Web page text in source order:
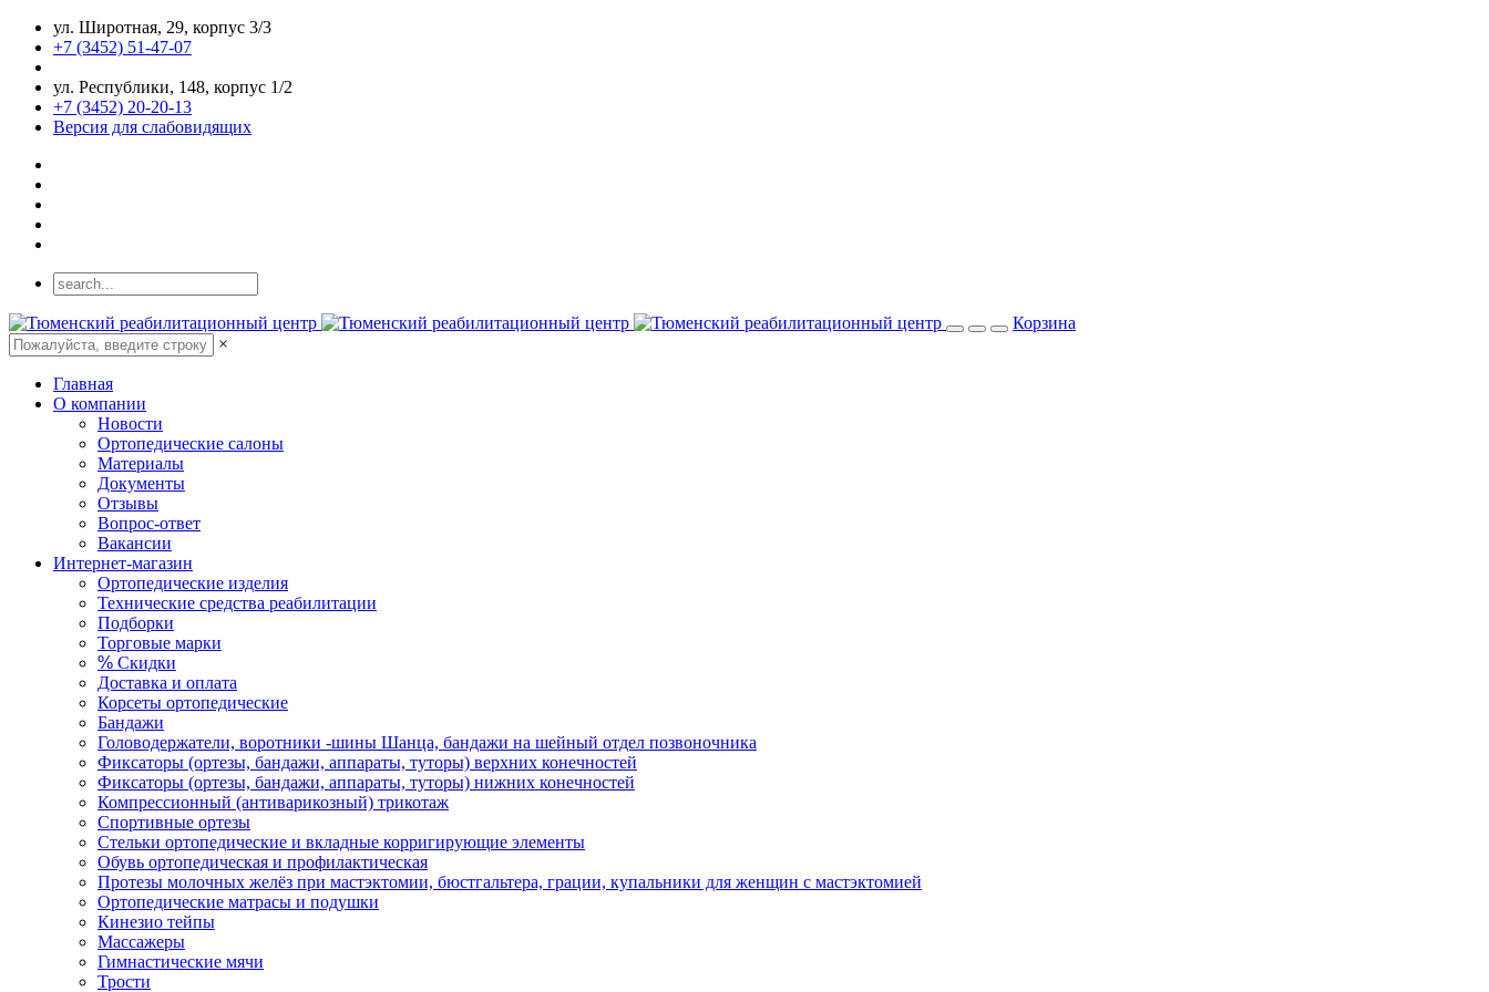
ул. Широтная, 29, корпус 3/3
+7 (3452) 51-47-07
ул. Республики, 148, корпус 1/2
+7 (3452) 20-20-13
Версия для слабовидящих
Корзина
×
Главная
О компании
Новости
Ортопедические салоны
Материалы
Документы
Отзывы
Вопрос-ответ
Вакансии
Интернет-магазин
Ортопедические изделия
Технические средства реабилитации
Подборки
Торговые марки
% Скидки
Доставка и оплата
Корсеты ортопедические
Бандажи
Головодержатели, воротники -шины Шанца, бандажи на шейный отдел позвоночника
Фиксаторы (ортезы, бандажи, аппараты, туторы) верхних конечностей
Фиксаторы (ортезы, бандажи, аппараты, туторы) нижних конечностей
Компрессионный (антиварикозный) трикотаж
Спортивные ортезы
Стельки ортопедические и вкладные корригирующие элементы
Обувь ортопедическая и профилактическая
Протезы молочных желёз при мастэктомии, бюстгальтера, грации, купальники для женщин с мастэктомией
Ортопедические матрасы и подушки
Кинезио тейпы
Массажеры
Гимнастические мячи
Трости